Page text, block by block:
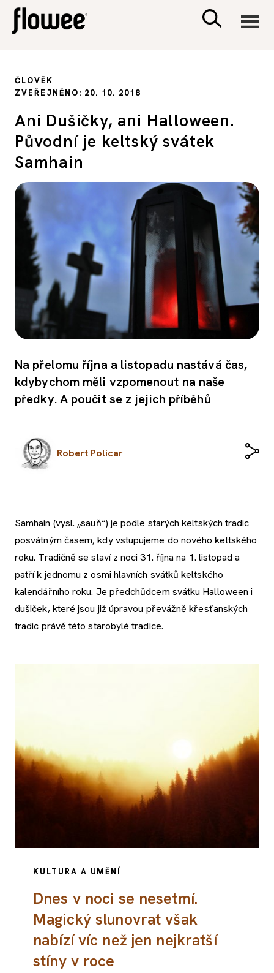
PSYCHOLOGIE
SEX A VZTAHY
PORADNA
ČLOVĚK
ZVEŘEJNĚNO: 20. 10. 2018
Ani Dušičky, ani Halloween.
Původní je keltský svátek
Samhain
Na přelomu října a listopadu nastává čas,
kdybychom měli vzpomenout na naše
předky. A poučit se z jejich příběhů
Robert Policar
Samhain (vysl. „sauň“) je podle starých keltských tradic
posvátným časem, kdy vstupujeme do nového keltského
roku. Tradičně se slaví z noci 31. října na 1. listopad a
patří k jednomu z osmi hlavních svátků keltského
kalendářního roku. Je předchůdcem svátku Halloween i
dušiček, které jsou již úpravou převážně křesťanských
tradic právě této starobylé tradice.
KULTURA A UMĚNÍ
Dnes v noci se nesetmí.
Magický slunovrat však
nabízí víc než jen nejkratší
stíny v roce